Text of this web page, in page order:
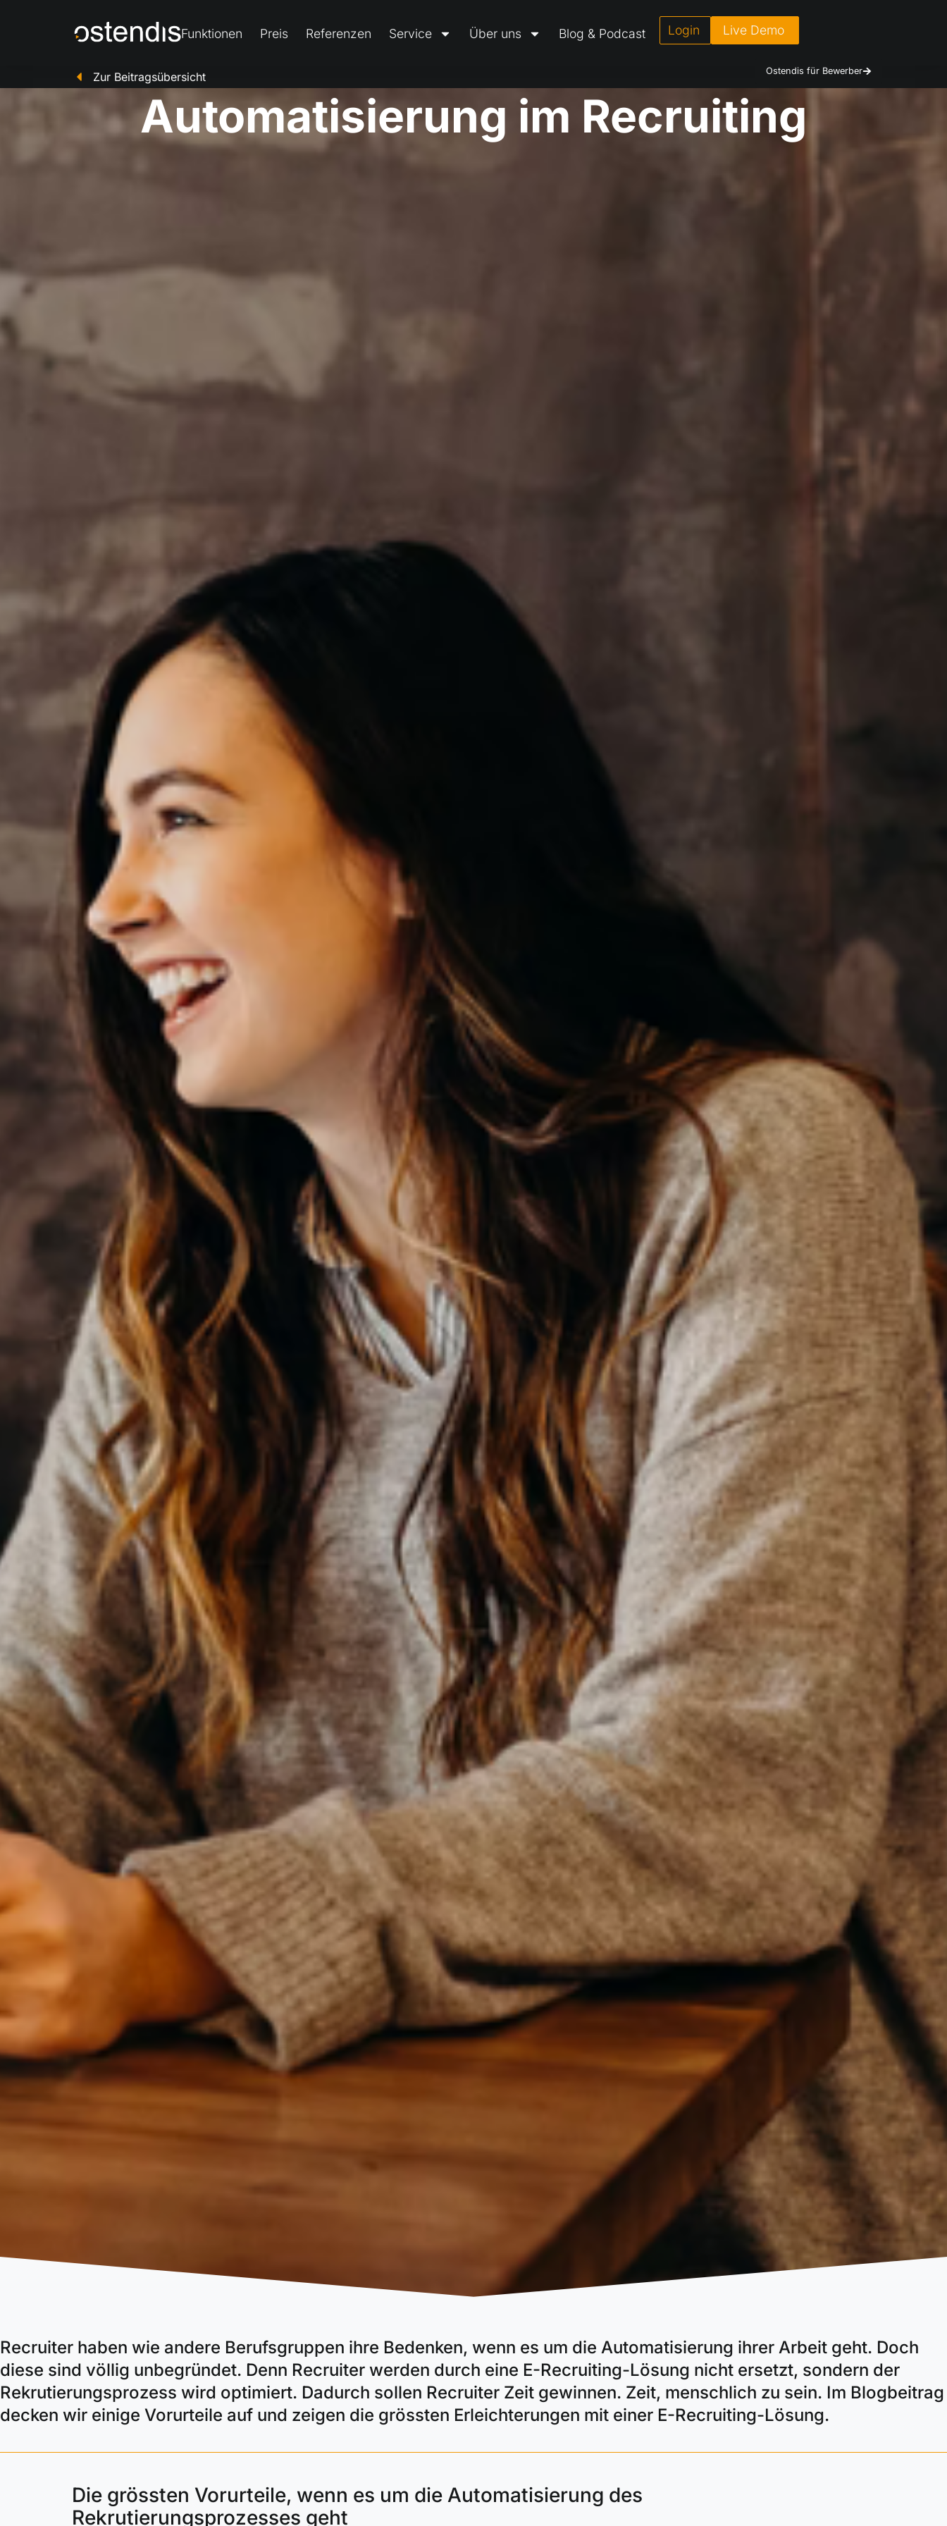
Funktionen Preis Referenzen Service Über uns Blog & Podcast Login Live Demo
Ostendis für Bewerber
Zur Beitragsübersicht
Automatisierung im Recruiting
Recruiter haben wie andere Berufsgruppen ihre Bedenken, wenn es um die Automatisierung ihrer Arbeit geht. Doch
diese sind völlig unbegründet. Denn Recruiter werden durch eine E-Recruiting-Lösung nicht ersetzt, sondern der
Rekrutierungsprozess wird optimiert. Dadurch sollen Recruiter Zeit gewinnen. Zeit, menschlich zu sein. Im Blogbeitrag
decken wir einige Vorurteile auf und zeigen die grössten Erleichterungen mit einer E-Recruiting-Lösung.
Die grössten Vorurteile, wenn es um die Automatisierung des
Rekrutierungsprozesses geht